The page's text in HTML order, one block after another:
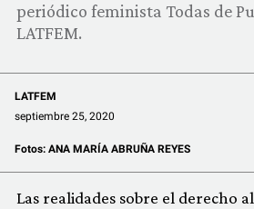
periódico feminista Todas de
LATFEM.
LATFEM
septiembre 25, 2020
Fotos: ANA MARÍA ABRUÑA REYES
Las realidades sobre el derecho